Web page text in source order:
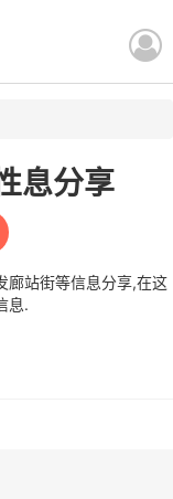
息分享
廊站街等信息分享,在这
息.